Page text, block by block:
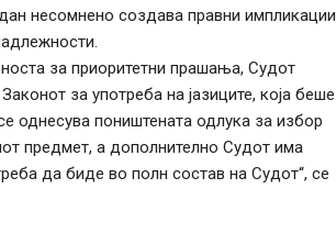
несомнено создава правни импликации
за приоритетни прашања, Судот
за употреба на јазиците, која беше
однесува поништената одлука за избор
предмет, а дополнително Судот има
да биде во полн состав на Судот“, се